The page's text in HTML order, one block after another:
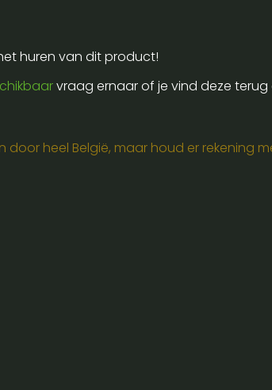
huren van dit product!
vraag ernaar of je vind deze
door heel België, maar houd er